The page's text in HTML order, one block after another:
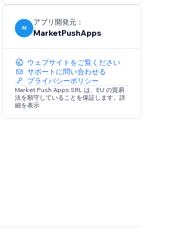
M
アプリ開発元：
MarketPushApps
ウェブサイトをご覧ください
サポートに問い合わせる
プライバシーポリシー
Market Push Apps SRL は、EU の貿易
法を順守していることを保証します。詳
細を表示